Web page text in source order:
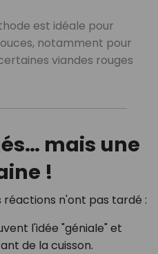
est idéale pour
notamment pour
viandes rouges
mais une
!
réactions n'ont pas tardé :
l'idée "géniale" et
de la cuisson.